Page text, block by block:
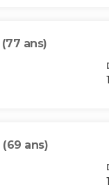
(77 ans)
(69 ans)